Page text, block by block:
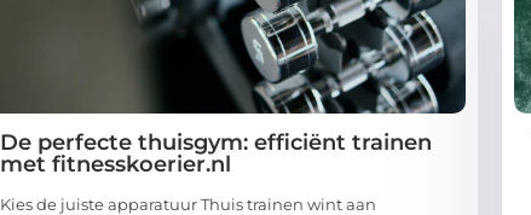
De perfecte thuisgym: efficiënt trainen
met fitnesskoerier.nl
Kies de juiste apparatuur Thuis trainen wint aan